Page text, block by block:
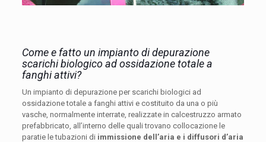
Come e fatto un impianto di depurazione
scarichi biologico ad ossidazione totale a
fanghi attivi?
Un impianto di depurazione per scarichi biologici ad
ossidazione totale a fanghi attivi e costituito da una o più
vasche, normalmente interrate, realizzate in calcestruzzo armato
prefabbricato, all’interno delle quali trovano collocazione le
paratie le tubazioni di immissione dell’aria e i diffusori d’aria